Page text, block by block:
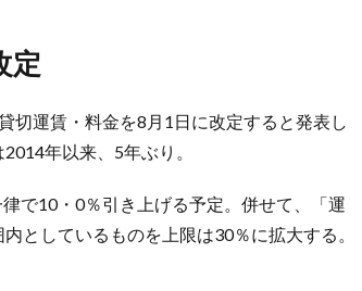
定
切運賃・料金を8月1日に改定すると発表し
年以来、5年ぶり。
で10・0％引き上げる予定。併せて、「運
としているものを上限は30％に拡大する。